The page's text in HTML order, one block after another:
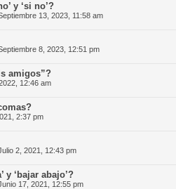
y ‘si no’?
13, 2023, 11:58 am
8, 2023, 12:51 pm
amigos”?
12:46 am
2:37 pm
2, 2021, 12:43 pm
y ‘bajar abajo’?
17, 2021, 12:55 pm